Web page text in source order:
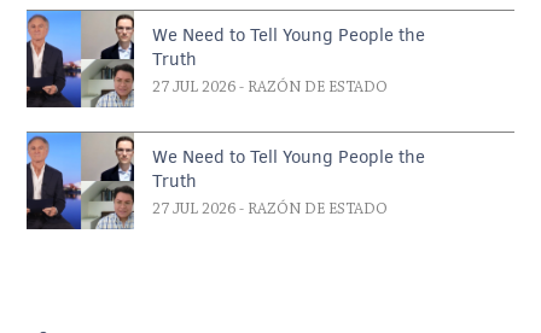
We Need to Tell Young People the
Truth
27 JUL 2026 - RAZÓN DE ESTADO
We Need to Tell Young People the
Truth
27 JUL 2026 - RAZÓN DE ESTADO